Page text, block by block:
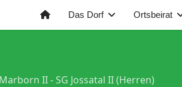
Das Dorf Ortsbeirat
II - SG Jossatal II (Herren)